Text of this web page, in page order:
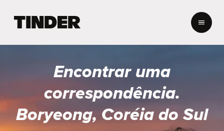
a
n
c
i
Encontrar uma
correspondência.
Boryeong, Coréia do Sul